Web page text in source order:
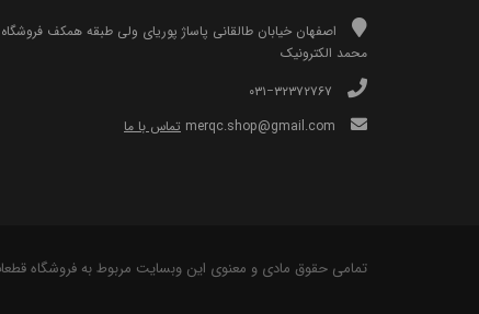
اصفهان خیابان طالقانی پاساژ پوریای ولی طبقه همکف فروشگاه
محمد الکترونیک
تماس با ما
تمامی حقوق مادی و معنوی این وبسایت مربوط به فروشگاه